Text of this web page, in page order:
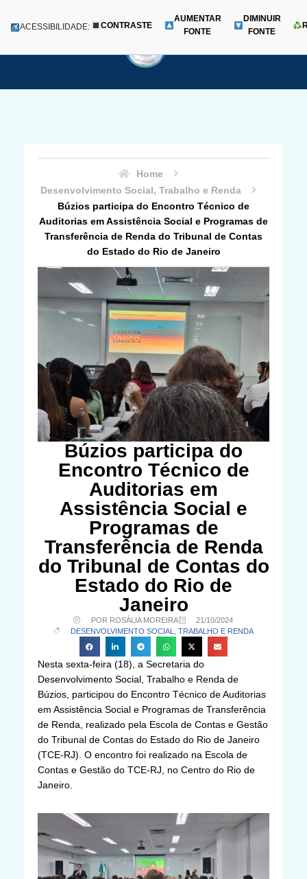
para
Menu
ACESSIBILIDADE: CONTRASTE
AUMENTAR
FONTE
DIMINUIR
FONTE
Home
Desenvolvimento Social, Trabalho e Renda
Búzios participa do Encontro Técnico de
Auditorias em Assistência Social e Programas de
Transferência de Renda do Tribunal de Contas
do Estado do Rio de Janeiro
Búzios participa do
Encontro Técnico de
Auditorias em
Assistência Social e
Programas de
Transferência de Renda
do Tribunal de Contas do
Estado do Rio de
Janeiro
POR ROSÁLIA MOREIRA
21/10/2024
DESENVOLVIMENTO SOCIAL, TRABALHO E RENDA
Nesta sexta-feira (18), a Secretaria do
Desenvolvimento Social, Trabalho e Renda de
Búzios, participou do Encontro Técnico de Auditorias
em Assistência Social e Programas de Transferência
de Renda, realizado pela Escola de Contas e Gestão
do Tribunal de Contas do Estado do Rio de Janeiro
(TCE-RJ). O encontro foi realizado na Escola de
Contas e Gestão do TCE-RJ, no Centro do Rio de
Janeiro.